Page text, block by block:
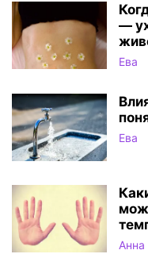
—
Ева
Ева
Анна